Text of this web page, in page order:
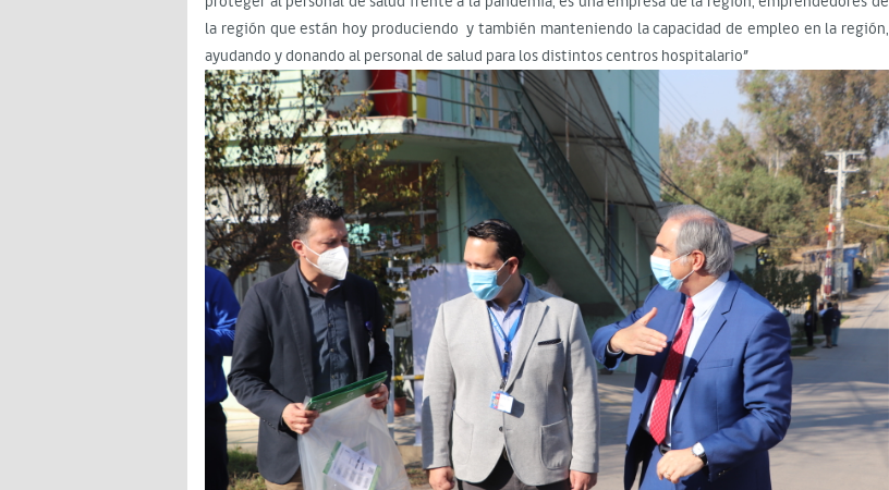
la región que están hoy produciendo y también manteniendo la capacidad de empleo en la región,
ayudando y donando al personal de salud para los distintos centros hospitalario”